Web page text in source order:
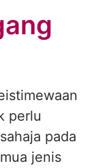
perlu
pada
jenis